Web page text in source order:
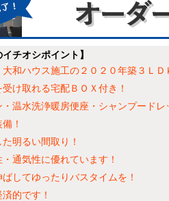
チオシポイント】
和ハウス施工の２０２０年築３Ｌ
け取れる宅配ＢＯＸ付き！
温水洗浄暖房便座・シャンプード
！
明るい間取り！
通気性に優れています！
してゆったりバスタイムを！
的です！